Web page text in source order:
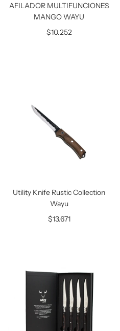
AFILADOR MULTIFUNCIONES
MANGO WAYU
$10.252
Utility Knife Rustic Collection
Wayu
$13.671